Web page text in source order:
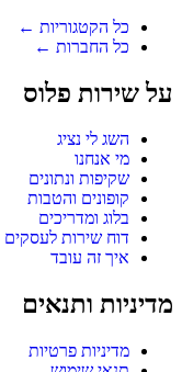
כל הקטגוריות ←
כל החברות ←
על שירות פלוס
השג לי נציג
מי אנחנו
שקיפות ונתונים
קופונים והטבות
בלוג ומדריכים
דוח שירות לעסקים
איך זה עובד
מדיניות ותנאים
מדיניות פרטיות